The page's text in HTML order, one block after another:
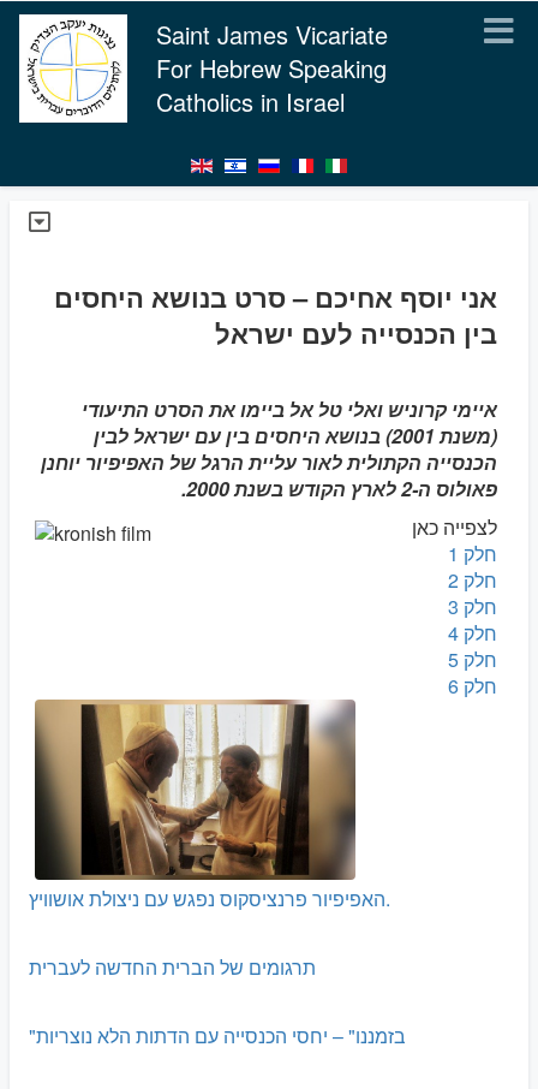
Saint James Vicariate
For Hebrew Speaking
Catholics in Israel
אני יוסף אחיכם – סרט בנושא היחסים
בין הכנסייה לעם ישראל
איימי קרוניש ואלי טל אל ביימו את הסרט התיעודי
(משנת 2001) בנושא היחסים בין עם ישראל לבין
הכנסייה הקתולית לאור עליית הרגל של האפיפיור יוחנן
פאולוס ה-2 לארץ הקודש בשנת 2000.
לצפייה כאן
חלק 1
חלק 2
חלק 3
חלק 4
חלק 5
חלק 6
האפיפיור פרנציסקוס נפגש עם ניצולת אושוויץ.
תרגומים של הברית החדשה לעברית
"בזמננו" – יחסי הכנסייה עם הדתות הלא נוצריות